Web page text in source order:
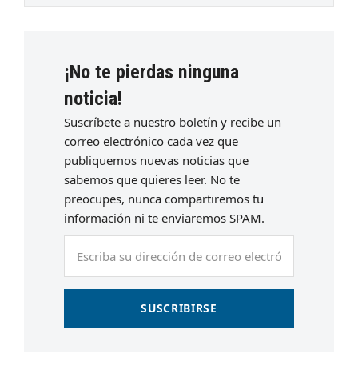
¡No te pierdas ninguna
noticia!
Suscríbete a nuestro boletín y recibe un
correo electrónico cada vez que
publiquemos nuevas noticias que
sabemos que quieres leer. No te
preocupes, nunca compartiremos tu
información ni te enviaremos SPAM.
SUSCRIBIRSE